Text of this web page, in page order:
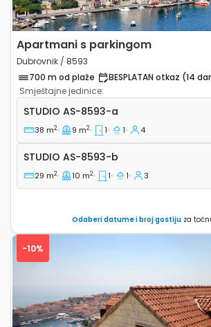
Apartmani s parkingom
Dubrovnik / 8593
700 m od plaže
BESPLATAN otkaz (14
Smještajne jedinice:
Studio apartman Dubrovnik AS-
STUDIO AS-8593-a
38 m2 9 m2 1 1 4
Studio AS-8593-b
STUDIO AS-8593-b
29 m2 10 m2 1 1 3
Odaberi datume i broj gostijuza
-10%